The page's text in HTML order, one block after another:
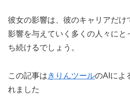
彼女の影響は、彼のキャリアだけ
影響を与えていく多くの人々にと
ち続けるでしょう。
この記事はきりんツールのAIによ
れました